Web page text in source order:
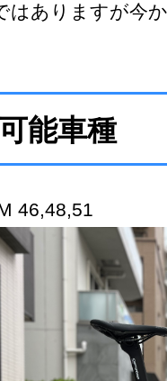
はありますが今
能車種
46,48,51